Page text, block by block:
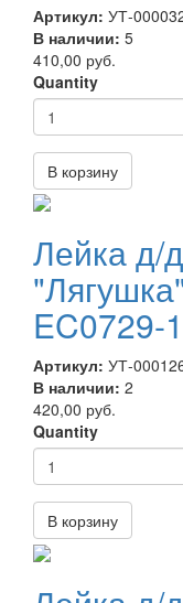
Артикул: УТ-
В наличии: 5
410,00 руб.
Quantity
В корзину
Лейка д/
EC0729-1
Артикул: УТ-
В наличии: 2
420,00 руб.
Quantity
В корзину